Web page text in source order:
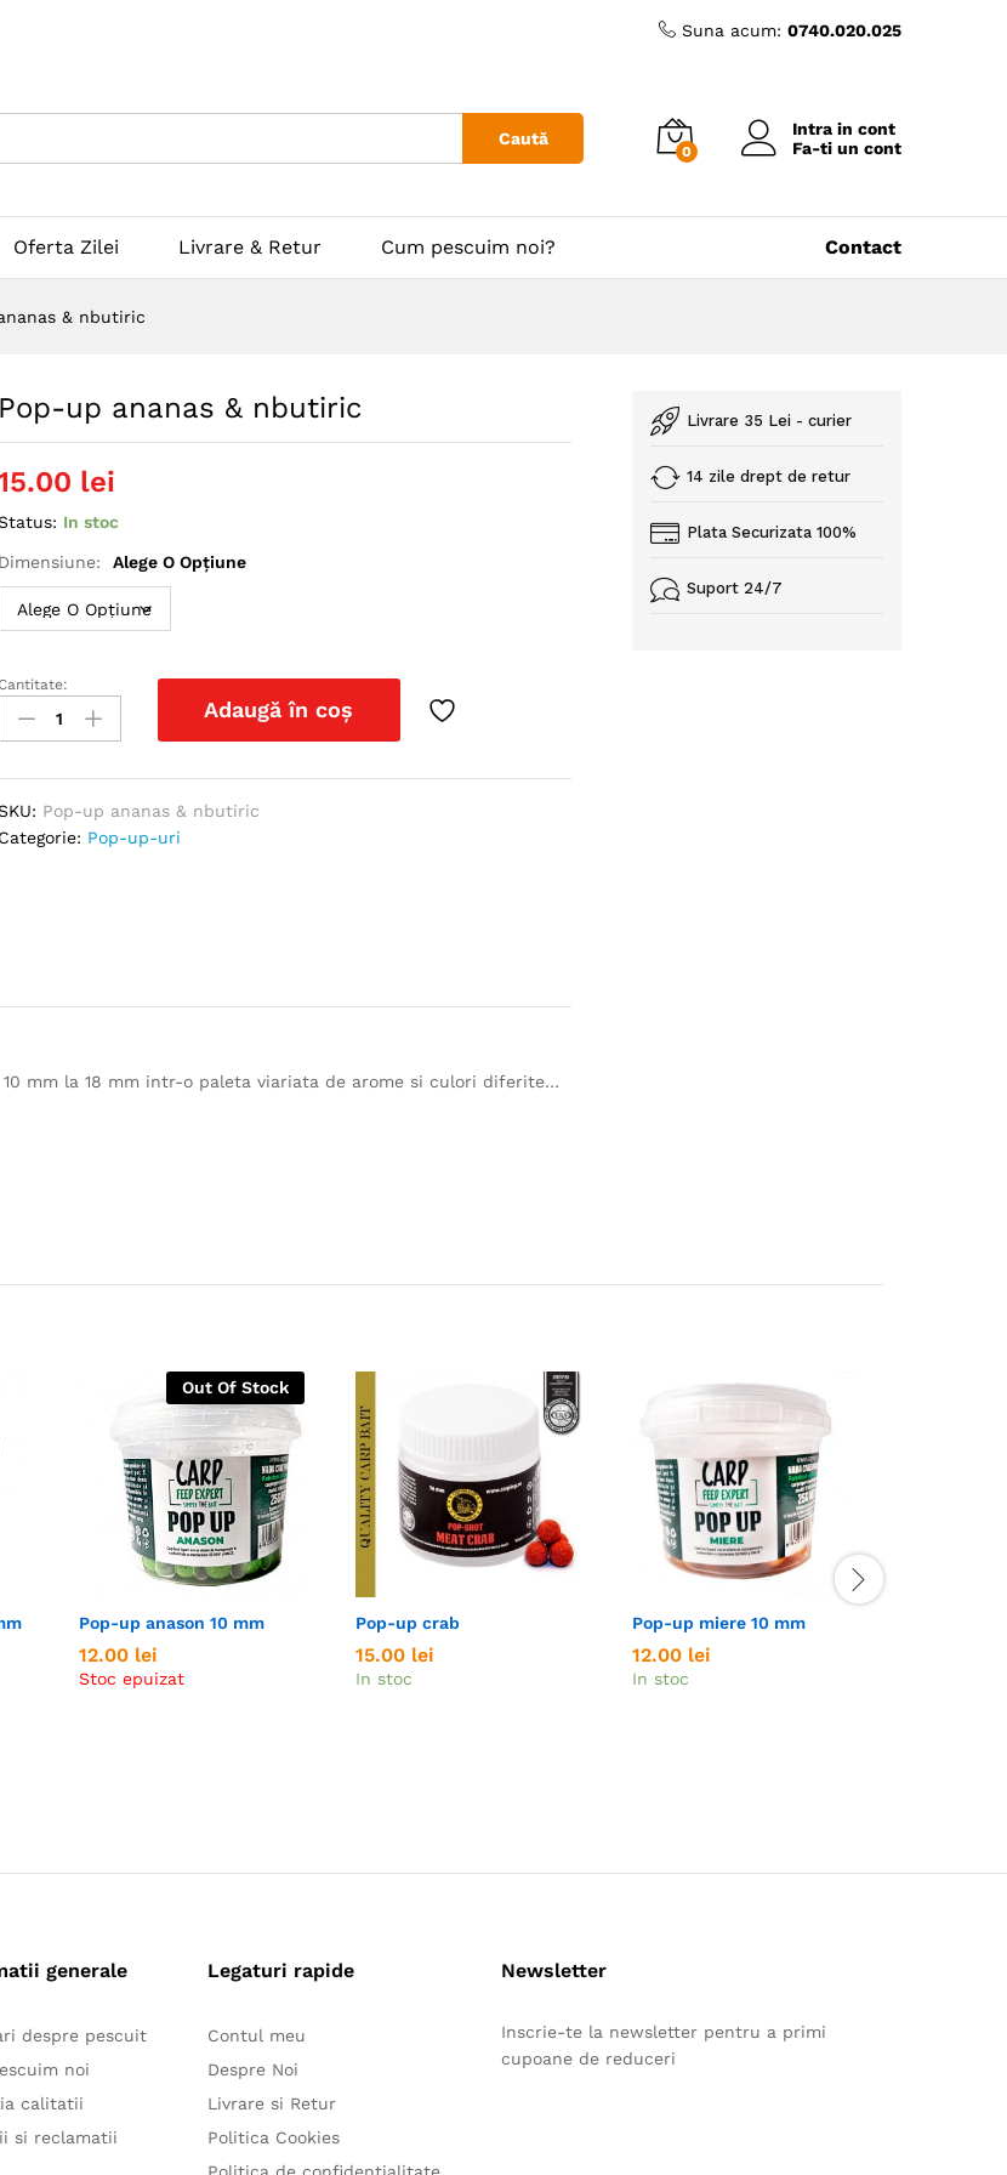
Suna acum: 0740.020.025
Caută
0
Intra in cont
Fa-ti un cont
Oferta Zilei Livrare & Retur Cum pescuim noi? Contact
& nbutiric
Pop-up ananas & nbutiric
lei
In stoc
Dimensiune: Alege O Opțiune
Pop-
quantity
Cantitate:
Adaugă în coș
Pop-up ananas & nbutiric
Categorie: Pop-up-uri
mm la 18 mm intr-o paleta viariata de arome si culori diferite…
Livrare 35 Lei - curier
14 zile drept de retur
Plata Securizata 100%
Suport 24/7
Out Of Stock
Pop-up anason 10 mm
12.00 lei
Stoc epuizat
12.00 lei
Pop-up crab
15.00 lei
In stoc
15.00 lei
Pop-up miere 10 mm
12.00 lei
In stoc
12.00 lei
generale
despre pescuit
noi
calitatii
si reclamatii
Legaturi rapide
Contul meu
Despre Noi
Livrare si Retur
Politica Cookies
Newsletter
Inscrie-te la newsletter pentru a primi
cupoane de reduceri